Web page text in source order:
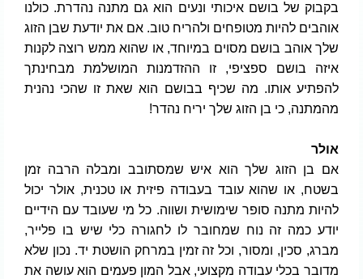
בקבוק של בושם איכותי ונעים הוא גם מתנה נהדרת. כולנו
אוהבים להיות מטופחים ולהריח טוב. אם את יודעת שבן הזוג
שלך אוהב בושם מסוים במיוחד, או שהוא ממש רוצה לקנות
איזה בושם ספציפי, זו ההזדמנות המושלמת מבחינתך
להפתיע אותו. מה שכיף בבושם הוא שאת זו שהכי נהנית
מהמתנה, כי בן הזוג שלך יריח נהדר!
אולר
אם בן הזוג שלך הוא איש שמסתובב ומבלה הרבה זמן
בשטח, או שהוא עובד בעבודה פיזית או טכנית, אולר יכול
להיות מתנה סופר שימושית ושווה. כל מי שעובד עם הידיים
יודע כמה זה נוח שמחובר לו לחגורה כלי שיש בו פלייר,
מברג, סכין, ומסור, וכל זה זמין במרחק הושטת יד. נכון שלא
מדובר בכלי עבודה מקצועי, אבל המון פעמים הוא עושה את